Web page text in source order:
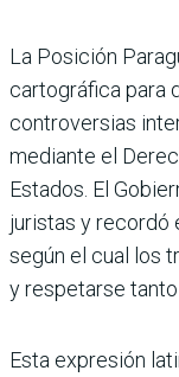
La Posición
cartográfica para
controversias
mediante el
Estados. El
juristas y recordó
según el cual los
y respetarse
Esta expresión